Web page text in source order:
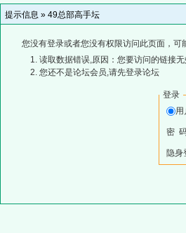
提示信息 » 49总部高手坛
您没有登录或者您没有权限访问此页面，可
读取数据错误,原因：您要访问的链接
您还不是论坛会员,请先登录论坛
登录
密
隐身